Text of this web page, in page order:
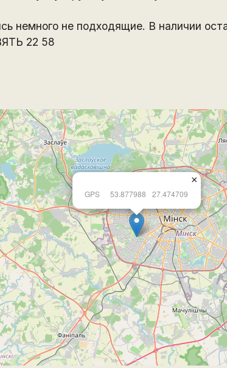
немного не подходящие. В наличии
22 58
GPS 53.877988 27.474709
×